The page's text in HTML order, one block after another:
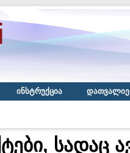
ინსტრუქცია
სადაც